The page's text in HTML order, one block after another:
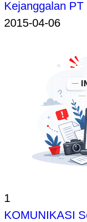
Kejanggalan
2015-04-06
1
KOMUNIKASI